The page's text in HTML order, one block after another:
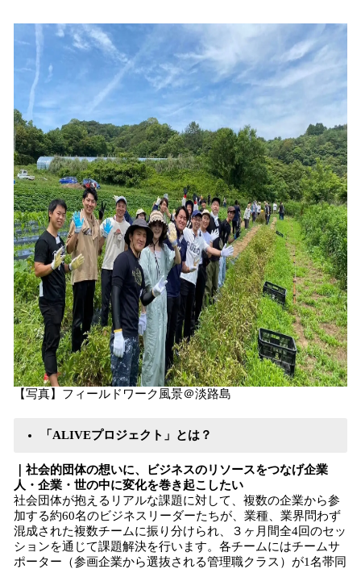
【写真】フィールドワーク風景＠淡路島
「ALIVEプロジェクト」とは？
｜社会的団体の想いに、ビジネスのリソースをつなげ企業
人・企業・世の中に変化を巻き起こしたい
社会団体が抱えるリアルな課題に対して、複数の企業から参
加する約60名のビジネスリーダーたちが、業種、業界問わず
混成された複数チームに振り分けられ、３ヶ月間全4回のセッ
ションを通じて課題解決を行います。各チームにはチームサ
ポーター（参画企業から選抜される管理職クラス）が1名帯同